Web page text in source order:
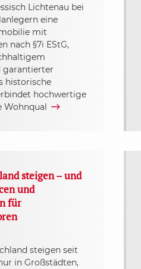
Lichtenau bei
eine
mit
nach §7i EStG,
garantierter
historische
hochwertige
Wohnqual
steigen – und
und
für
steigen seit
in Großstädten,